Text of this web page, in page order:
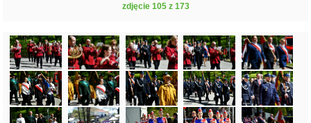
zdjęcie 105 z 173